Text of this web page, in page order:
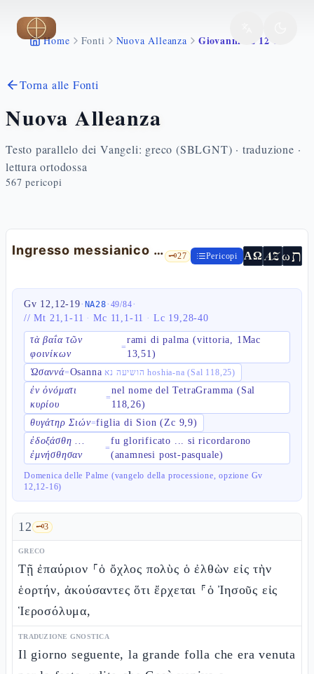
Vai al contenuto principale
Home Fonti Nuova Alleanza Giovanni 12 12 19
Torna alle Fonti
Nuova Alleanza
Testo parallelo dei Vangeli: greco (SBLGNT) · traduzione ·
lettura ortodossa
567 pericopi
Ingresso messianico in Gerusalemme 🗝️27 Pericopi ΑΩ AZωת
Gv 12,12-19· NA28· 49/84·
//Mt 21,1-11 · Mc 11,1-11 · Lc 19,28-40
τὰ βαΐα τῶν
φοινίκων
=
rami di palma (vittoria, 1Mac
13,51)
Ὡσαννά=Osanna הושיעה נא hoshia-na (Sal 118,25)
ἐν ὀνόματι
κυρίου
=
nel nome del TetraGramma (Sal
118,26)
θυγάτηρ Σιών=figlia di Sion (Zc 9,9)
ἐδοξάσθη ...
ἐμνήσθησαν
=
fu glorificato ... si ricordarono
(anamnesi post-pasquale)
Domenica delle Palme (vangelo della processione, opzione Gv
12,12-16)
12 🗝️3
GRECO
Τῇ ἐπαύριον ⸀ὁ ὄχλος πολὺς ὁ ἐλθὼν εἰς τὴν
ἑορτήν, ἀκούσαντες ὅτι ἔρχεται ⸁ὁ Ἰησοῦς εἰς
Ἱεροσόλυμα,
TRADUZIONE GNOSTICA
Il giorno seguente, la grande folla che era venuta